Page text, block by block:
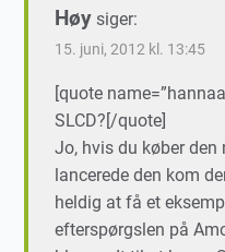
Høy siger:
15. juni, 2012 kl. 13:45
[quote
SLCD?[/quote]
Jo, hvis du køber den
lancerede den kom
heldig at få et
efterspørgslen på